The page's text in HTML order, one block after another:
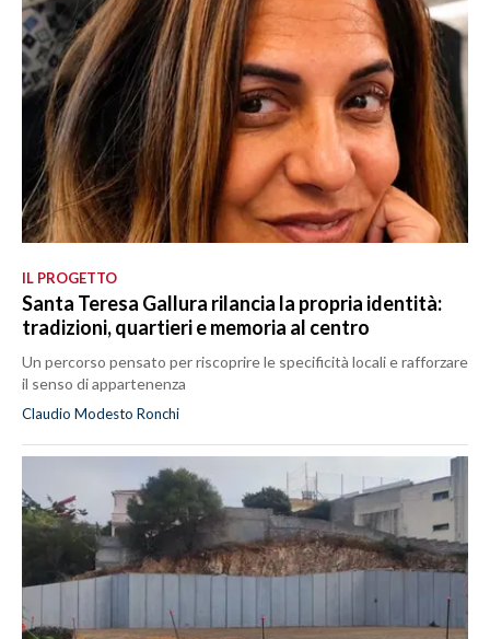
IL PROGETTO
Santa Teresa Gallura rilancia la propria identità:
tradizioni, quartieri e memoria al centro
Un percorso pensato per riscoprire le specificità locali e rafforzare
il senso di appartenenza
Claudio Modesto Ronchi